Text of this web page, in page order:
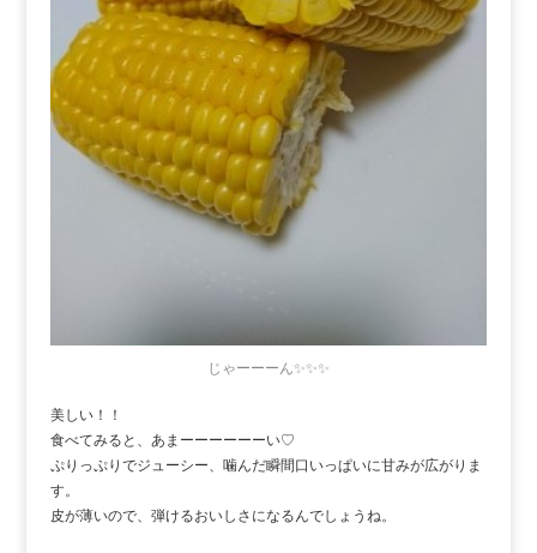
じゃーーーん✨✨✨
美しい！！
食べてみると、あまーーーーーーい♡
ぷりっぷりでジューシー、噛んだ瞬間口いっぱいに甘みが広がりま
す。
皮が薄いので、弾けるおいしさになるんでしょうね。